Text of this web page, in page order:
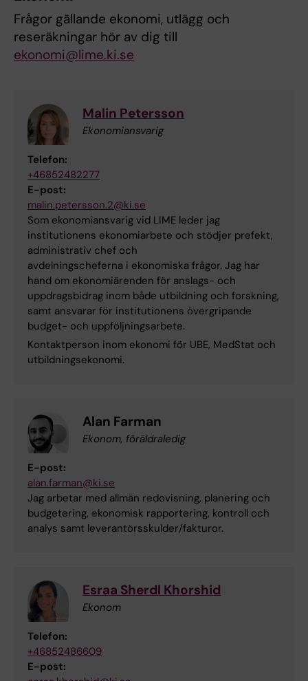
Frågor gällande ekonomi, utlägg och
reseräkningar hör av dig till
ekonomi@lime.ki.se
Malin Petersson
Ekonomiansvarig
Telefon:
+46852482277
E-post:
malin.petersson.2@ki.se
Som ekonomiansvarig vid LIME leder jag
institutionens ekonomiarbete och stödjer prefekt,
administrativ chef och
avdelningscheferna i ekonomiska frågor. Jag har
hand om ekonomiärenden för anslags- och
uppdragsbidrag inom både utbildning och forskning,
samt ansvarar för institutionens övergripande
budget- och uppföljningsarbete.
Kontaktperson inom ekonomi för UBE, MedStat och
utbildningsekonomi.
Alan Farman
Ekonom, föräldraledig
E-post:
alan.farman@ki.se
Jag arbetar med allmän redovisning, planering och
budgetering, ekonomisk rapportering, kontroll och
analys samt leverantörsskulder/fakturor.
Esraa Sherdl Khorshid
Ekonom
Telefon:
+46852486609
E-post: